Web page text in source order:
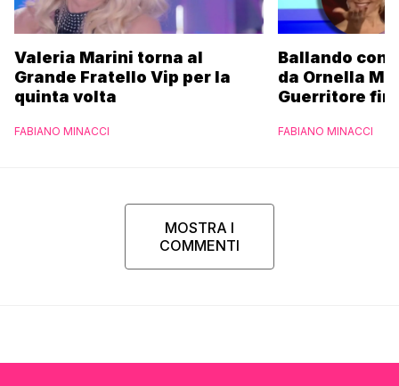
Valeria Marini torna al
Grande Fratello Vip per la
quinta volta
FABIANO MINACCI
Ballando con
da Ornella
Guerritore
l’esclusiva di
FABIANO MINACCI
MOSTRA I
COMMENTI